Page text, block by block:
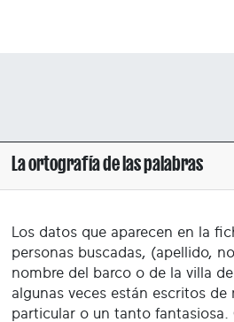
La ortografía de las palabras
Los datos que aparecen en la
personas buscadas, (apellido,
nombre del barco o de la villa
algunas veces están escritos de
particular o un tanto fantasiosa.